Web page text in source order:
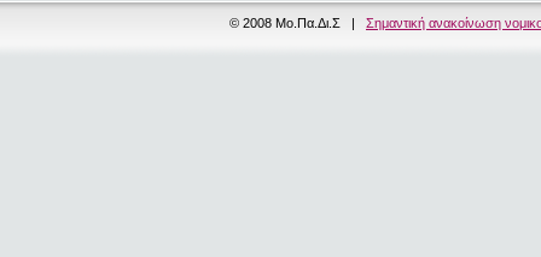
© 2008 Μο.Πα.Δι.Σ | Σημαντική ανακοίνωση